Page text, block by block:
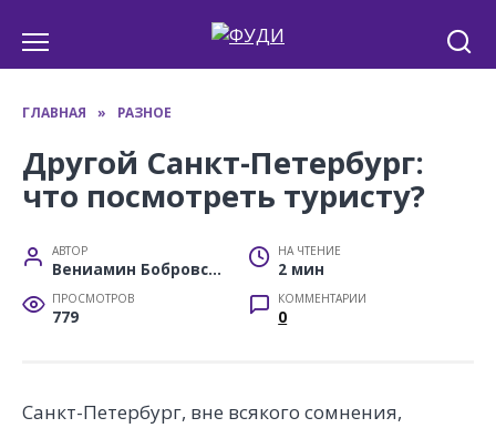
содержанию
ГЛАВНАЯ » РАЗНОЕ
Другой Санкт-Петербург:
что посмотреть туристу?
АВТОР
Вениамин Бобровский
НА ЧТЕНИЕ
2 мин
ПРОСМОТРОВ
779
КОММЕНТАРИИ
0
Санкт-Петербург, вне всякого сомнения,